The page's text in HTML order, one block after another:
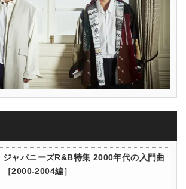
ジャパニーズR&B特集 2000年代の入門曲
［2000-2004編］